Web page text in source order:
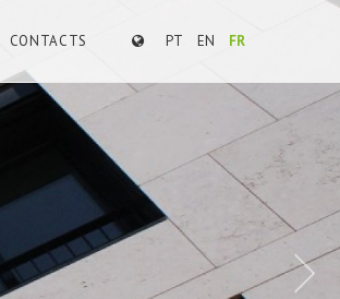
PT EN FR
CONTACTS